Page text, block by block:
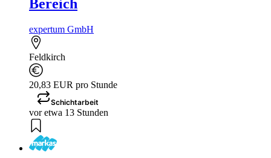
Bereich
expertum GmbH
Feldkirch
20,83 EUR pro Stunde
Schichtarbeit
vor etwa 13 Stunden